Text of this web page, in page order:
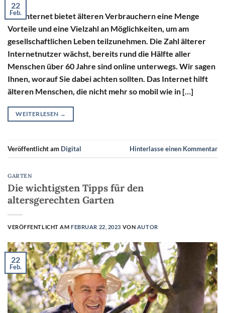
22
Feb.
Das Internet bietet älteren Verbrauchern eine Menge
Vorteile und eine Vielzahl an Möglichkeiten, um am
gesellschaftlichen Leben teilzunehmen. Die Zahl älterer
Internetnutzer wächst, bereits rund die Hälfte aller
Menschen über 60 Jahre sind online unterwegs. Wir sagen
Ihnen, worauf Sie dabei achten sollten. Das Internet hilft
älteren Menschen, die nicht mehr so mobil wie in […]
WEITERLESEN →
Veröffentlicht am Digital Hinterlasse einen Kommentar
GARTEN
Die wichtigsten Tipps für den
altersgerechten Garten
VERÖFFENTLICHT AMFEBRUAR 22, 2023 VON AUTOR
22
Feb.